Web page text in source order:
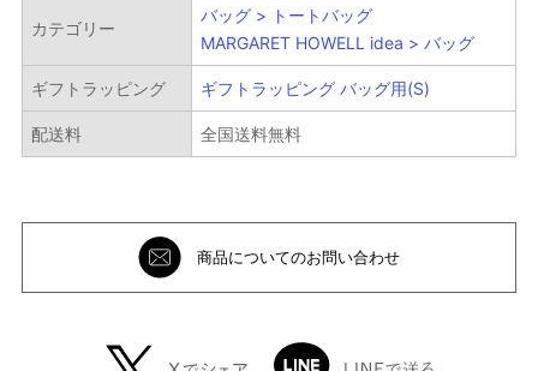
カテゴリー
バッグ > トートバッグ
MARGARET HOWELL idea > バッグ
ギフトラッピング ギフトラッピング バッグ用(S)
配送料 全国送料無料
商品についてのお問い合わせ